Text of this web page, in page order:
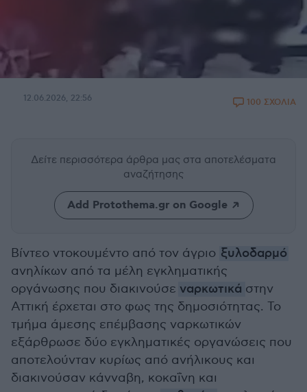
12.06.2026, 22:56 100 ΣΧΟΛΙΑ
Δείτε περισσότερα άρθρα μας στα αποτελέσματα
αναζήτησης
Add Protothema.gr on Google
Βίντεο ντοκουμέντο από τον άγριο ξυλοδαρμό
ανηλίκων από τα μέλη εγκληματικής
οργάνωσης που διακινούσε ναρκωτικά στην
Αττική έρχεται στο φως της δημοσιότητας. Το
τμήμα άμεσης επέμβασης ναρκωτικών
εξάρθρωσε δύο εγκληματικές οργανώσεις που
αποτελούνταν κυρίως από ανήλικους και
διακινούσαν κάνναβη, κοκαΐνη και